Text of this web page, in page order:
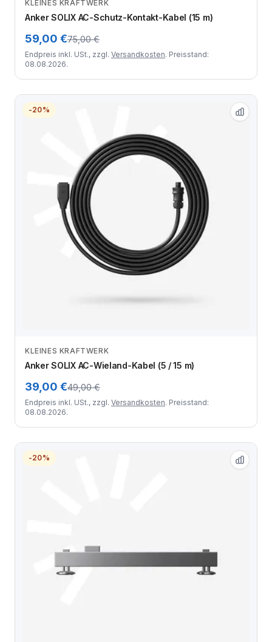
Zum Angebot
KLEINES KRAFTWERK
Anker SOLIX AC-Schutz-Kontakt-Kabel (15 m)
59,00 €75,00 €
Endpreis inkl. USt., zzgl. Versandkosten. Preisstand:
08.08.2026.
-20%
Zum Angebot
KLEINES KRAFTWERK
Anker SOLIX AC-Wieland-Kabel (5 / 15 m)
39,00 €49,00 €
Endpreis inkl. USt., zzgl. Versandkosten. Preisstand:
08.08.2026.
-20%